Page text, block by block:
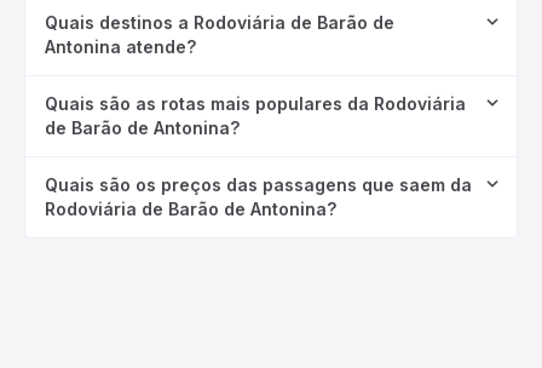
Quais destinos a Rodoviária de Barão de
Antonina atende?
Quais são as rotas mais populares da Rodoviária
de Barão de Antonina?
Quais são os preços das passagens que saem da
Rodoviária de Barão de Antonina?